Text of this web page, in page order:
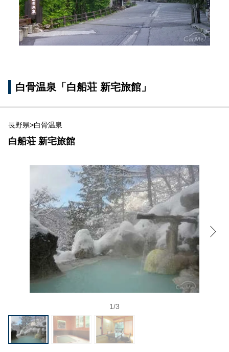
白骨温泉「白船荘 新宅旅館」
長野県>白骨温泉
白船荘 新宅旅館
1/3